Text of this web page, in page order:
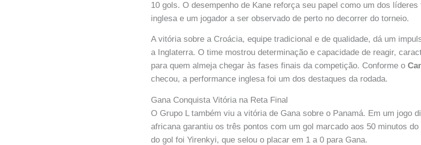
10 gols. O desempenho de Kane reforça seu papel como um dos
inglesa e um jogador a ser observado de perto no decorrer do torneio.
A vitória sobre a Croácia, equipe tradicional e de qualidade, dá um
a Inglaterra. O time mostrou determinação e capacidade de reagir,
para quem almeja chegar às fases finais da competição. Conforme o
checou, a performance inglesa foi um dos destaques da rodada.
Gana Conquista Vitória na Reta Final
O Grupo L também viu a vitória de Gana sobre o Panamá. Em um jogo
africana garantiu os três pontos com um gol marcado aos 50 minutos
do gol foi Yirenkyi, que selou o placar em 1 a 0 para Gana.